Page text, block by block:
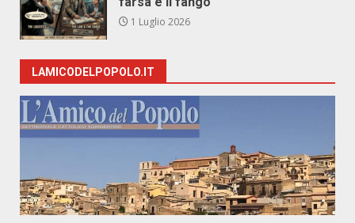
1 Luglio 2026
LAMICODELPOPOLO.IT